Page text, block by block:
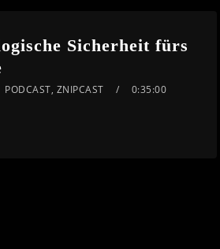
Sicherheit fürs
PODCAST, ZNIPCAST 0:35:00